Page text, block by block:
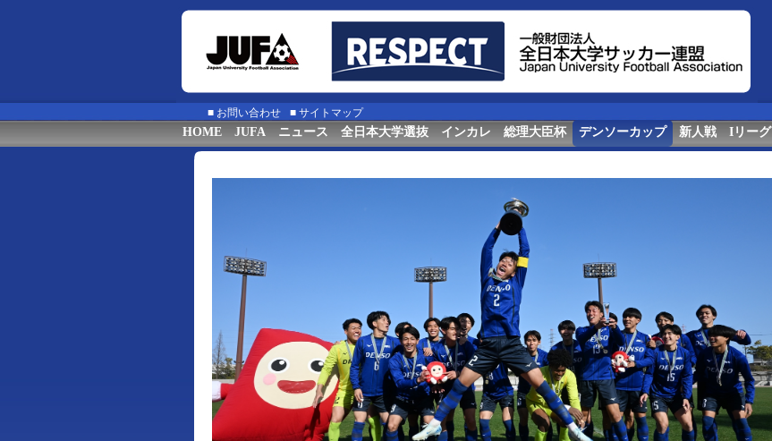
■ お問い合わせ ■ サイトマップ
HOME JUFA ニュース 全日本大学選抜 インカレ 総理大臣杯 デンソーカップ 新人戦 Iリーグ